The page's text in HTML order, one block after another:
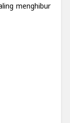
menghibur